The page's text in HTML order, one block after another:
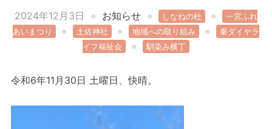
2024年12月3日 お知らせ しなねの杜
一宮ふれ
あいまつり
土佐神社 地域への取り組み
秦ダイヤラ
イフ福祉会
馴染み横丁
令和6年11月30日 土曜日、快晴。